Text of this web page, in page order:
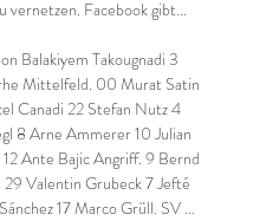
vernetzen. Facebook gibt...
Balakiyem Takougnadi 3
Mittelfeld. 00 Murat Satin
Canadi 22 Stefan Nutz 4
8 Arne Ammerer 10 Julian
Ante Bajic Angriff. 9 Bernd
29 Valentin Grubeck 7 Jefté
17 Marco Grüll. SV …